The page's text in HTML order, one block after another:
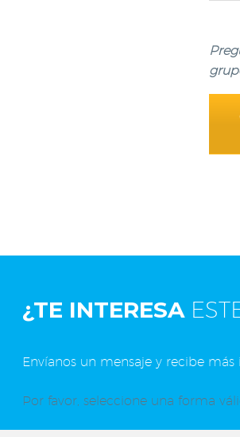
¿TE INTERESA
Envíanos un mensaje y recibe
Por favor, seleccione una forma